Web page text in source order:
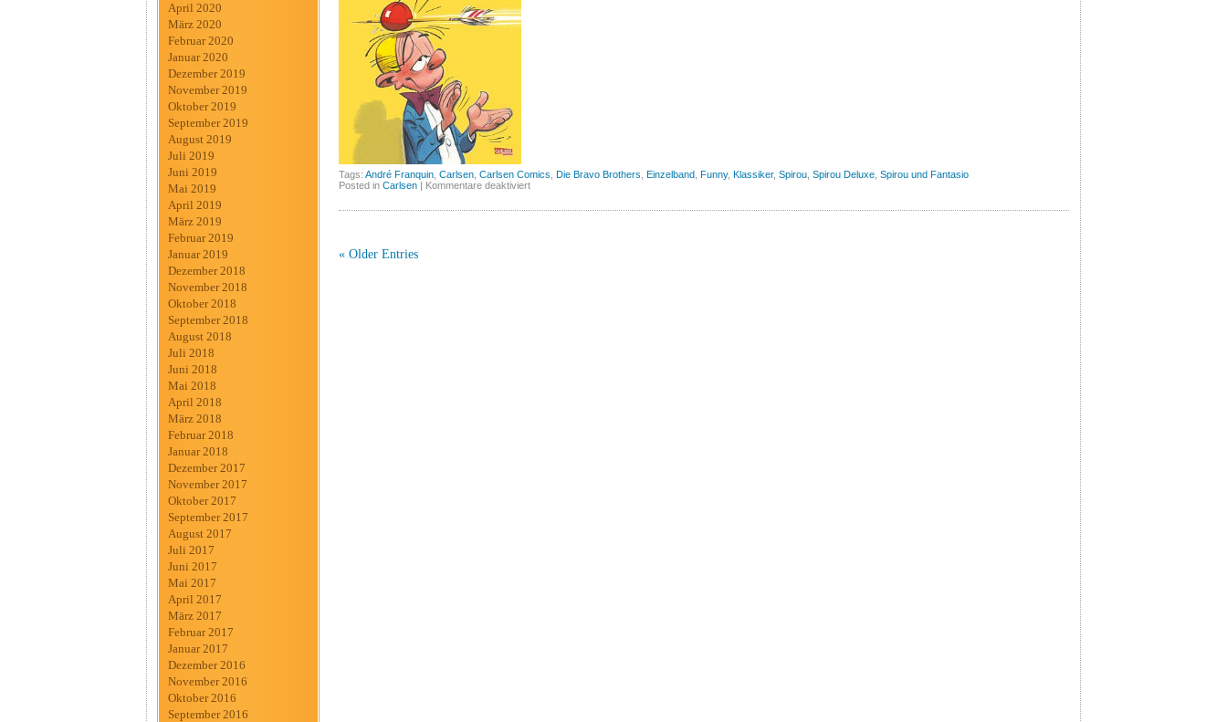
April 2020
März 2020
Februar 2020
Januar 2020
Dezember 2019
November 2019
Oktober 2019
September 2019
August 2019
Juli 2019
Juni 2019
Mai 2019
April 2019
März 2019
Februar 2019
Januar 2019
Dezember 2018
November 2018
Oktober 2018
September 2018
August 2018
Juli 2018
Juni 2018
Mai 2018
April 2018
März 2018
Februar 2018
Januar 2018
Dezember 2017
November 2017
Oktober 2017
September 2017
August 2017
Juli 2017
Juni 2017
Mai 2017
April 2017
März 2017
Februar 2017
Januar 2017
Dezember 2016
November 2016
Oktober 2016
September 2016
Tags: André Franquin Carlsen Carlsen Comics Die Bravo Brothers Einzelband Funny, Klassiker, Spirou Spirou Deluxe Spirou und Fantasio
Posted in Carlsen | Kommentare deaktiviertfür
« Older Entries